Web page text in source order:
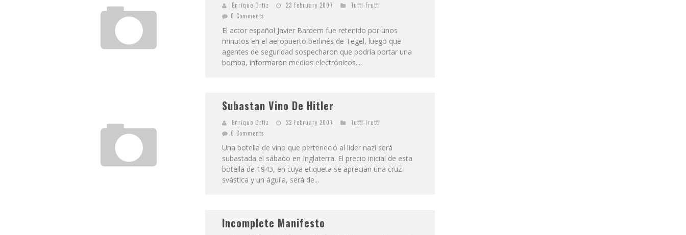
Enrique Ortiz 23 February 2007
Tutti-Frutti
0 Comments
El actor español Javier Bardem fue retenido por unos
minutos en el aeropuerto berlinés de Tegel, luego que
agentes de seguridad sospecharon que podría portar una
bomba, informaron medios electrónicos....
Subastan Vino De Hitler
Enrique Ortiz 22 February 2007
Tutti-Frutti
0 Comments
Una botella de vino que perteneció al líder nazi será
subastada el sábado en Inglaterra. El precio inicial de esta
botella de 1943, en cuya etiqueta se aprecian una cruz
svástica y un águila, será de...
Incomplete Manifesto